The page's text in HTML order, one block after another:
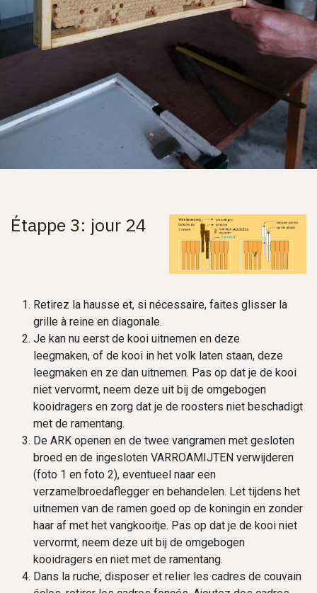
Étappe 3: jour 24
Retirez la hausse et, si nécessaire, faites glisser la
grille à reine en diagonale.
Je kan nu eerst de kooi uitnemen en deze
leegmaken, of de kooi in het volk laten staan, deze
leegmaken en ze dan uitnemen. Pas op dat je de kooi
niet vervormt, neem deze uit bij de omgebogen
kooidragers en zorg dat je de roosters niet beschadigt
met de ramentang.
De ARK openen en de twee vangramen met gesloten
broed en de ingesloten VARROAMIJTEN verwijderen
(foto 1 en foto 2), eventueel naar een
verzamelbroedaflegger en behandelen. Let tijdens het
uitnemen van de ramen goed op de koningin en zonder
haar af met het vangkooitje. Pas op dat je de kooi niet
vervormt, neem deze uit bij de omgebogen
kooidragers en niet met de ramentang.
Dans la ruche, disposer et relier les cadres de couvain